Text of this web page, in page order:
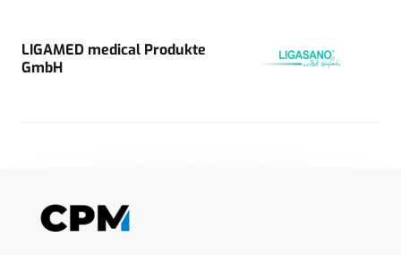
LIGAMED medical Produkte
GmbH